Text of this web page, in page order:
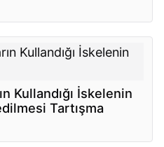
Kullandığı İskelenin
Tartışma